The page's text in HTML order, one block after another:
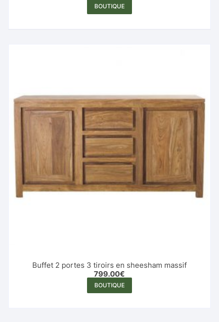
BOUTIQUE
Buffet 2 portes 3 tiroirs en sheesham massif
799.00€
BOUTIQUE